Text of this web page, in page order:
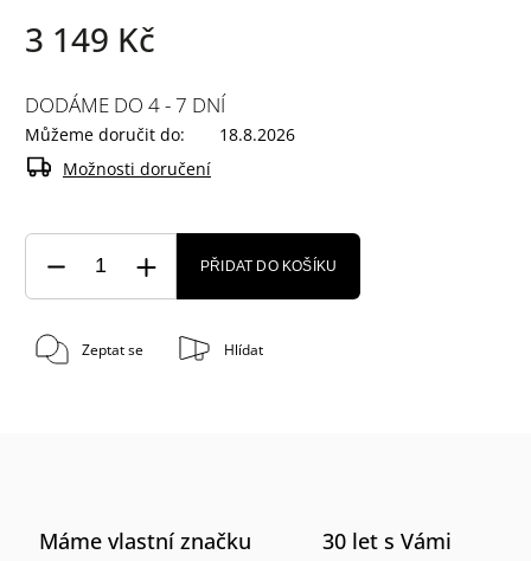
3 149 Kč
DODÁME DO 4 - 7 DNÍ
Můžeme doručit do:
18.8.2026
Možnosti doručení
PŘIDAT DO KOŠÍKU
Zeptat se Hlídat
Máme vlastní značku 30 let s Vámi